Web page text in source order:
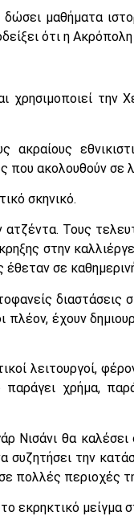
μαθήματα
ότι η
χρησιμοποιεί την
ακραίους
που ακολουθούν σε
σκηνικό.
Τους
στην
σε
έχουν
λειτουργοί,
χρήμα,
θα καλέσει
συζητήσει την
σε πολλές περιοχές
εκρηκτικό